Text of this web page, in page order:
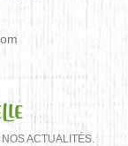
ACTUALITÉS.